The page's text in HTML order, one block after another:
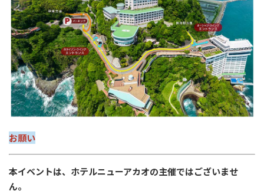
お願い
本イベントは、ホテルニューアカオの主催ではございませ
ん。